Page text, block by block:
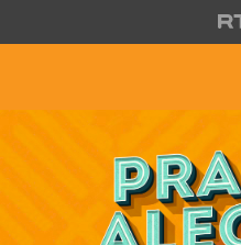
Saltar para o conteúdo principal